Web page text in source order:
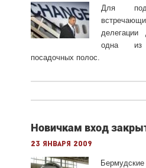
Для
одна из
посадочных полос.
Новичкам вход
23 января 2009